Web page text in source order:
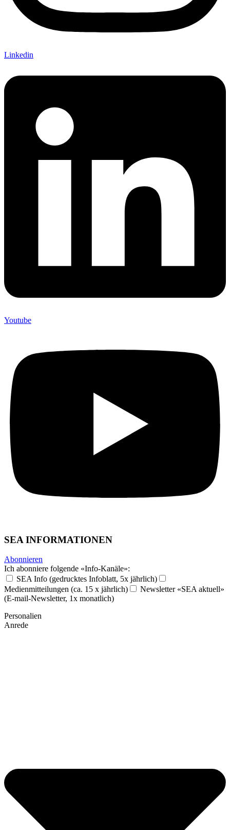
Linkedin
Youtube
SEA INFORMATIONEN
Abonnieren
Ich abonniere folgende «Info-Kanäle»:
SEA Info (gedrucktes Infoblatt, 5x jährlich)
Medienmitteilungen (ca. 15 x jährlich)
Newsletter «SEA aktuell»
(E-mail-Newsletter, 1x monatlich)
Personalien
Anrede